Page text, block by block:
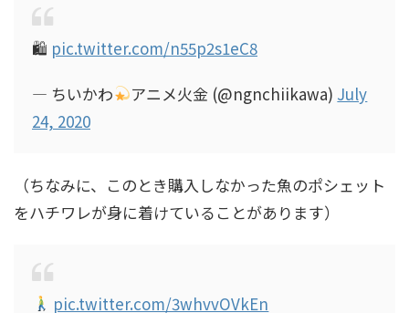
🛍 pic.twitter.com/n55p2s1eC8
— ちいかわ
アニメ火金 (@ngnchiikawa) July
24, 2020
（ちなみに、このとき購入しなかった魚のポシェット
をハチワレが身に着けていることがあります）
pic.twitter.com/3whvvOVkEn